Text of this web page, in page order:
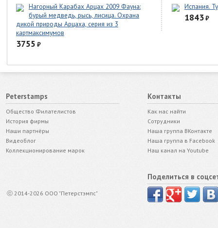
Нагорный Карабах Арцах 2009 Фауна:
бурый медведь, рысь, лисица. Охрана
дикой природы Арцаха, серия из 3
картмаксимумов
3755 ₽
Испания.
1843₽
Peterstamps
Общество Филателистов
История фирмы
Наши партнёры
Видеоблог
Коллекционирование марок
ⓒ 2014-2026 ООО "Петерстэмпс"
Контакты
Как нас найти
Сотрудники
Наша группа ВКонтакте
Наша группа в Facebook
Наш канал на Youtube
Поделиться в